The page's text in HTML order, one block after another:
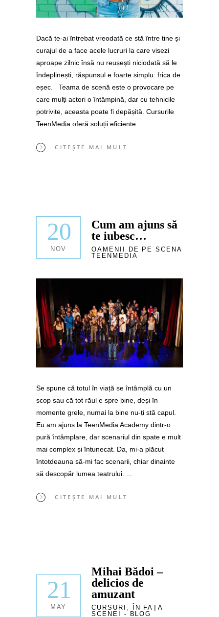
Dacă te-ai întrebat vreodată ce stă între tine și
curajul de a face acele lucruri la care visezi
aproape zilnic însă nu reușești niciodată să le
îndeplinești, răspunsul e foarte simplu: frica de
eșec. Teama de scenă este o provocare pe
care mulți actori o întâmpină, dar cu tehnicile
potrivite, aceasta poate fi depășită. Cursurile
TeenMedia oferă soluții eficiente
CITEȘTE MAI MULT
20
NOV
Cum am ajuns să
te iubesc…
OAMENII DE PE SCENA
TEENMEDIA
Se spune că totul în viață se întâmplă cu un
scop sau că tot răul e spre bine, deși în
momente grele, numai la bine nu-ți stă capul.
Eu am ajuns la TeenMedia Academy dintr-o
pură întâmplare, dar scenariul din spate e mult
mai complex și întunecat. Da, mi-a plăcut
întotdeauna să-mi fac scenarii, chiar dinainte
să descopăr lumea teatrului.
CITEȘTE MAI MULT
21
MAY
Mihai Bădoi –
delicios de
amuzant
CURSURI
ÎN FAȚA
SCENEI - BLOG